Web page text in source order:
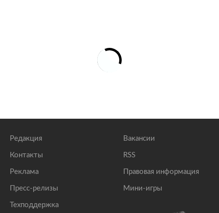
Редакция
Контакты
Реклама
Пресс-релизы
Техподдержка
Вакансии
RSS
Правовая информация
Мини-игры